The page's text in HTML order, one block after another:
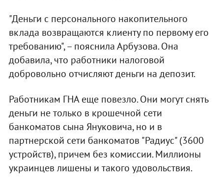
"Деньги с персонального накопительного
вклада возвращаются клиенту по первому его
требованию", – пояснила Арбузова. Она
добавила, что работники налоговой
добровольно отчисляют деньги на депозит.
Работникам ГНА еще повезло. Они могут снять
деньги не только в крошечной сети
банкоматов сына Януковича, но и в
партнерской сети банкоматов "Радиус" (3600
устройств), причем без комиссии. Миллионы
украинцев лишены и такого удовольствия.